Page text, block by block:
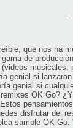
—
que nos ha
de
musicales,
genial si
genial si
OK Go?
disfrutar del
sample OK Go.